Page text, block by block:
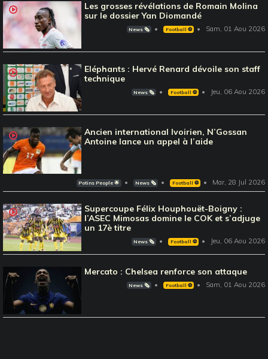
Les grosses révélations de Romain Molina
sur le dossier Yan Diomandé
News 🗞️ Football ⚽️ Sam, 01 Aou 2026
Eléphants : Hervé Renard dévoile son staff
technique
News 🗞️ Football ⚽️ Jeu, 06 Aou 2026
Ancien international Ivoirien, N’Gossan
Antoine lance un appel à l’aide
Potins People 🌟 News 🗞️ Football ⚽️ Mar, 28 Jul 2026
Supercoupe Félix Houphouët-Boigny :
l’ASEC Mimosas domine le COK et s’adjuge
un 17è titre
News 🗞️ Football ⚽️ Jeu, 06 Aou 2026
Mercato : Chelsea renforce son attaque
News 🗞️ Football ⚽️ Sam, 01 Aou 2026